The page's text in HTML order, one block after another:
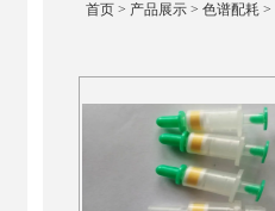
首页> 产品展示> 色谱配耗>